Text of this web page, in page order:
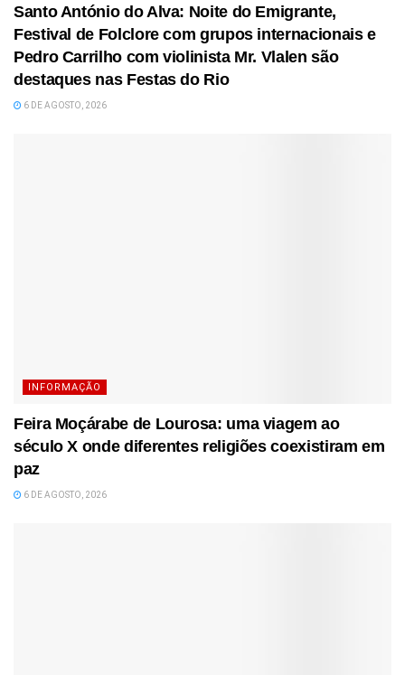
Santo António do Alva: Noite do Emigrante,
Festival de Folclore com grupos internacionais e
Pedro Carrilho com violinista Mr. Vlalen são
destaques nas Festas do Rio
6 DE AGOSTO, 2026
INFORMAÇÃO
Feira Moçárabe de Lourosa: uma viagem ao
século X onde diferentes religiões coexistiram em
paz
6 DE AGOSTO, 2026